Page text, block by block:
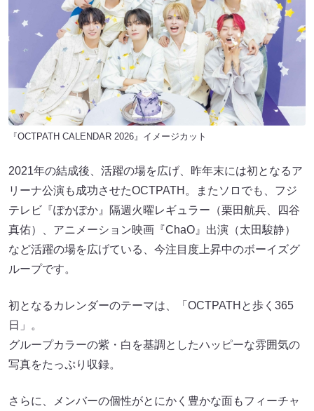
『OCTPATH CALENDAR 2026』イメージカット
2021年の結成後、活躍の場を広げ、昨年末には初となるア
リーナ公演も成功させたOCTPATH。またソロでも、フジ
テレビ『ぽかぽか』隔週火曜レギュラー（栗田航兵、四谷
真佑）、アニメーション映画『ChaO』出演（太田駿静）
など活躍の場を広げている、今注目度上昇中のボーイズグ
ループです。
初となるカレンダーのテーマは、「OCTPATHと歩く365
日」。
グループカラーの紫・白を基調としたハッピーな雰囲気の
写真をたっぷり収録。
さらに、メンバーの個性がとにかく豊かな面もフィーチャ